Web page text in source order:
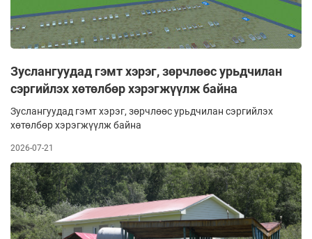
Зуслангуудад гэмт хэрэг, зөрчлөөс урьдчилан
сэргийлэх хөтөлбөр хэрэгжүүлж байна
Зуслангуудад гэмт хэрэг, зөрчлөөс урьдчилан сэргийлэх
хөтөлбөр хэрэгжүүлж байна
2026-07-21